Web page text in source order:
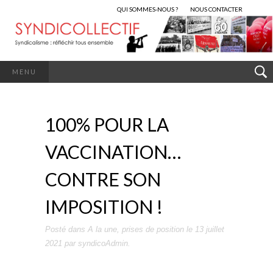
QUI SOMMES-NOUS ? NOUS CONTACTER
MENU
100% POUR LA
VACCINATION…
CONTRE SON
IMPOSITION !
Posté dans A la une, prises de position le 13 juillet
2021 par syndicoAdmin.